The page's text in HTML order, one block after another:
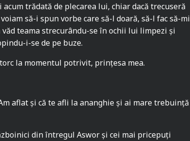
trădată de plecarea lui, chiar dacă trecuseră
să-i spun vorbe care să-l doară, să-l fac să-mi
teama strecurându-se în ochii lui limpezi și
i-se de pe buze.
la momentul potrivit, prințesa mea.
aflat și că te afli la ananghie și ai mare trebuință
din întregul Aswor și cei mai pricepuți